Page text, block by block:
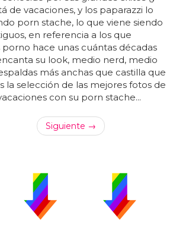
de vacaciones, y los paparazzi lo
porn stache, lo que viene siendo
en referencia a los que
hace unas cuántas décadas
su look, medio nerd, medio
más anchas que castilla que
la selección de las mejores fotos de
con su porn stache...
Siguiente →